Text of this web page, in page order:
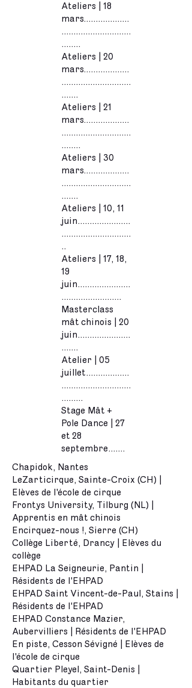
Ateliers | 18
mars...................
.............................
........
Ateliers | 20
mars...................
.............................
.......
Ateliers | 21
mars...................
.............................
........
Ateliers | 30
mars...................
.............................
.......
Ateliers | 10, 11
juin......................
.............................
..
Ateliers | 17, 18,
19
juin......................
.........................
Masterclass
mât chinois | 20
juin......................
.......
Atelier | 05
juillet..................
.............................
.........
Stage Mât +
Pole Dance | 27
et 28
septembre.......
Chapidok, Nantes
LeZarticirque, Sainte-Croix (CH) |
Elèves de l'école de cirque
Frontys University, Tilburg (NL) |
Apprentis en mât chinois
Encirquez-nous !, Sierre (CH)
Collège Liberté, Drancy | Elèves du
collège
EHPAD La Seigneurie, Pantin |
Résidents de l'EHPAD
EHPAD Saint Vincent-de-Paul, Stains |
Résidents de l'EHPAD
EHPAD Constance Mazier,
Aubervilliers | Résidents de l'EHPAD
En piste, Cesson Sévigné | Elèves de
l'école de cirque
Quartier Pleyel, Saint-Denis |
Habitants du quartier